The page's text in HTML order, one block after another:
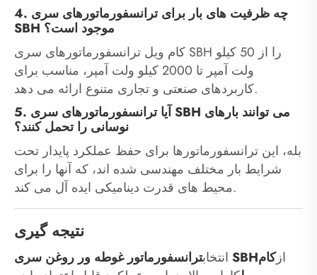
4. چه ظرفیت های بار برای ترانسفورماتورهای سری
SBH موجود است؟
کام ویل ترانسفورماتورهای سری SBH را از 50 کیلو
ولت آمپر تا 2000 کیلو ولت آمپر، مناسب برای
کاربردهای صنعتی و تجاری متنوع ارائه می دهد.
5. آیا ترانسفورماتورهای سری SBH می توانند بارهای
نوسانی را تحمل کنند؟
بله، این ترانسفورماتورها برای حفظ عملکرد پایدار تحت
شرایط بار مختلف مهندسی شده اند، که آنها را برای
محیط های قدرت دینامیکی ایده آل می کند.
نتیجه گیری
انتخاب ترانسفورماتور غوطه ور روغن سری SBH ازکام